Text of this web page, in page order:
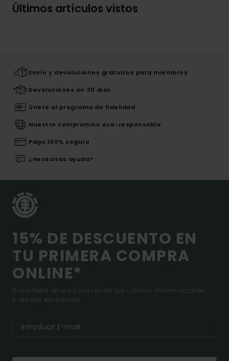
Últimos artículos vistos
Envío y devoluciones gratuitos para miembros
Devoluciones en 30 días
Únete al programa de fidelidad
Nuestro compromiso eco-responsable
Pago 100% seguro
¿Necesitas ayuda?
15% DE DESCUENTO EN
TU PRIMERA COMPRA
ONLINE*
Suscríbete ahora para recibir las ultimas informaciones
y ofertas exclusivas.